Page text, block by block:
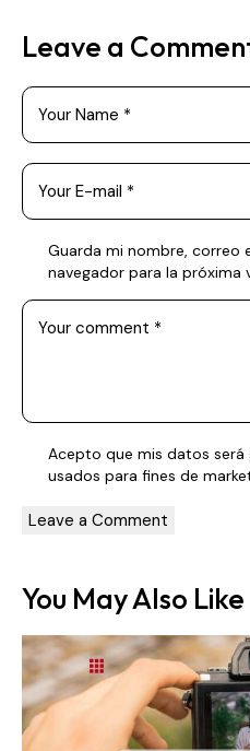
Leave a
Guarda mi nombre, correo
navegador para la próxima
Acepto que mis datos
usados para fines de
You May Also Like